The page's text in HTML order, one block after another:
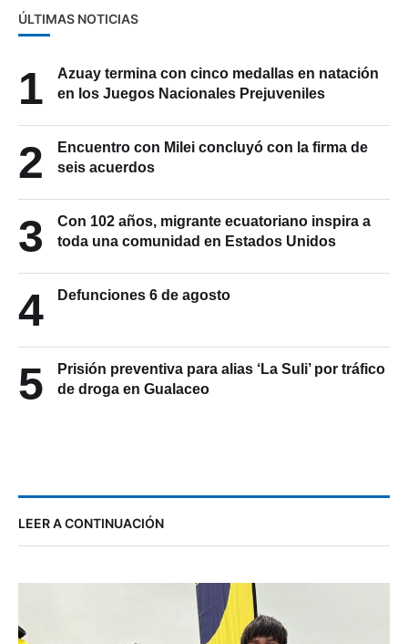
ÚLTIMAS NOTICIAS
1
Azuay termina con cinco medallas en natación
en los Juegos Nacionales Prejuveniles
2
Encuentro con Milei concluyó con la firma de
seis acuerdos
3
Con 102 años, migrante ecuatoriano inspira a
toda una comunidad en Estados Unidos
4 Defunciones 6 de agosto
5
Prisión preventiva para alias ‘La Suli’ por tráfico
de droga en Gualaceo
LEER A CONTINUACIÓN